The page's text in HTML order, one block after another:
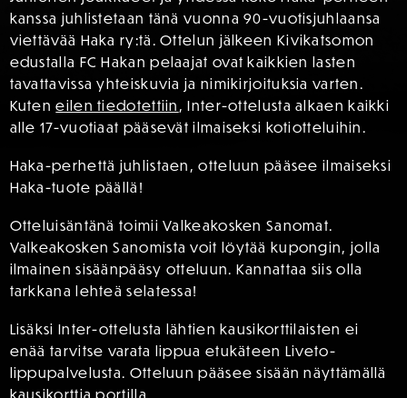
kanssa juhlistetaan tänä vuonna 90-vuotisjuhlaansa
viettävää Haka ry:tä. Ottelun jälkeen Kivikatsomon
edustalla FC Hakan pelaajat ovat kaikkien lasten
tavattavissa yhteiskuvia ja nimikirjoituksia varten.
Kuteneilen tiedotettiin , Inter-ottelusta alkaen kaikki
alle 17-vuotiaat pääsevät ilmaiseksi kotiotteluihin.
Haka-perhettä juhlistaen, otteluun pääsee ilmaiseksi
Haka-tuote päällä!
Otteluisäntänä toimii Valkeakosken Sanomat.
Valkeakosken Sanomista voit löytää kupongin, jolla
ilmainen sisäänpääsy otteluun. Kannattaa siis olla
tarkkana lehteä selatessa!
Lisäksi Inter-ottelusta lähtien kausikorttilaisten ei
enää tarvitse varata lippua etukäteen Liveto-
lippupalvelusta. Otteluun pääsee sisään näyttämällä